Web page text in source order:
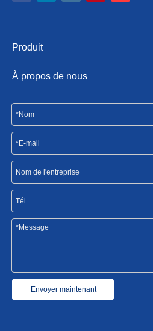
Produit
À propos de nous
Envoyer maintenant